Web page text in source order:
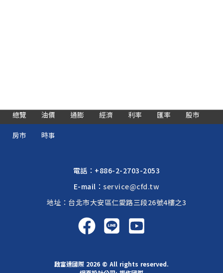
總覽 油價 通膨 經濟 利率 匯率 股市
房市 時事
電話： +886-2-2703-2053
E-mail：service@cfd.tw
地址：台北市大安區仁愛路三段26號4樓之3
啟富達國際 2026 © All rights reserved.